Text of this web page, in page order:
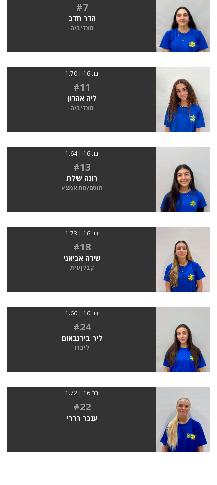
#7
הדר חדב
מצליב/ה
בת 16 | 1.70
#11
ליה אהרון
מצליב/ה
בת 16 | 1.64
#13
רונה שילת
חוסם/מת אמצע
בת 16 | 1.73
#18
שירה אביאני
קבלן/נית
בת 16 | 1.66
#24
ליה בירנבאום
ליברו
בת 16 | 1.72
#22
ענבר הררי